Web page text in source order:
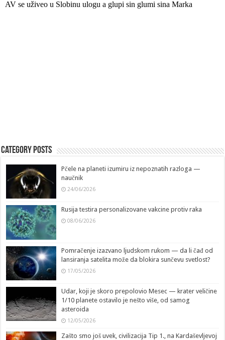
Category Posts
Pčele na planeti izumiru iz nepoznatih razloga —
naučnik
24/06/2026
Rusija testira personalizovane vakcine protiv raka
08/06/2026
Pomračenje izazvano ljudskom rukom — da li čađ od
lansiranja satelita može da blokira sunčevu svetlost?
17/05/2026
Udar, koji je skoro prepolovio Mesec — krater veličine
1/10 planete ostavilo je nešto više, od samog
asteroida
12/05/2026
Zašto smo još uvek, civilizacija Tip 1., na Kardaševljevoj